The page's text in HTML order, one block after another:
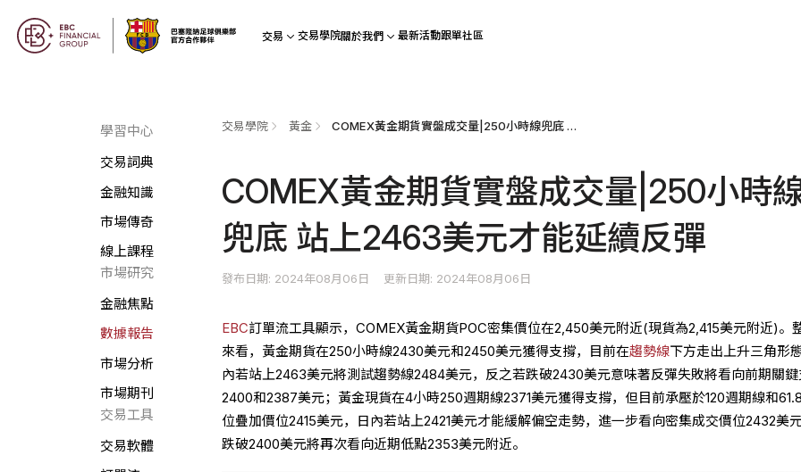
交易 交易學院關於我們 最新活動跟單社區
學習中心
交易詞典
金融知識
市場傳奇
線上課程
市場研究
金融焦點
數據報告
市場分析
市場期刊
交易工具
交易軟體
交易學院 黃金 COMEX黃金期貨實盤成交量|250小時線兜底 站上2463美元才能延續反彈
COMEX黃金期貨實盤成交量|250小時
兜底 站上2463美元才能延續反彈
發布日期: 2024年08月06日 更新日期: 2024年08月06日
EBC訂單流工具顯示，COMEX黃金期貨POC密集價位在2,450美元附近(現貨為2,415美元附近)。
來看，黃金期貨在250小時線2430美元和2450美元獲得支撐，目前在趨勢線下方走出上升三角形
內若站上2463美元將測試趨勢線2484美元，反之若跌破2430美元意味著反彈失敗將看向前期關
2400和2387美元；黃金現貨在4小時250週期線2371美元獲得支撐，但目前承壓於120週期線和
位疊加價位2415美元，日內若站上2421美元才能緩解偏空走勢，進一步看向密集成交價位2432美
跌破2400美元將再次看向近期低點2353美元附近。